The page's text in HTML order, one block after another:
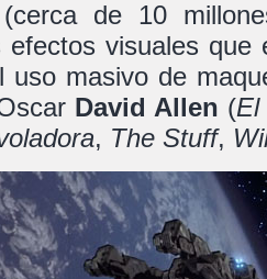
(cerca de 10
efectos visuales
uso masivo de
David Allen (El
, The Stuff,